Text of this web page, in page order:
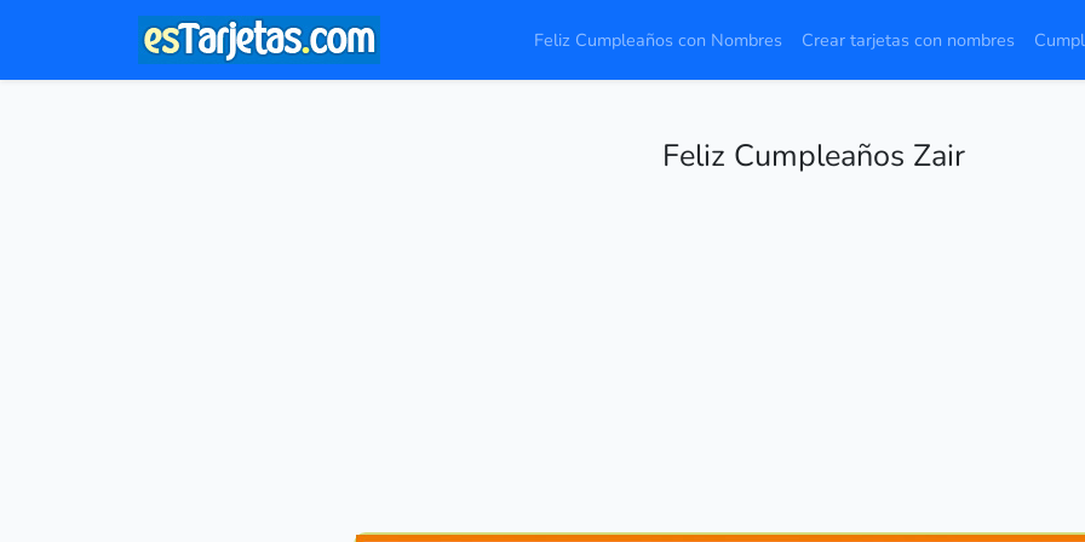
Feliz Cumpleaños con Nombres Crear tarjetas con nombres
Feliz Cumpleaños Zair